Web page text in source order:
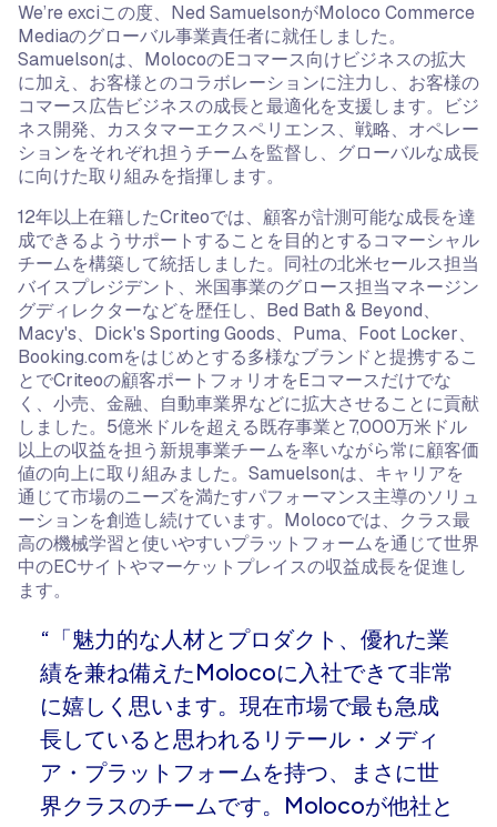
We’re exciこの度、Ned SamuelsonがMoloco Commerce
Mediaのグローバル事業責任者に就任しました。
Samuelsonは、MolocoのEコマース向けビジネスの拡大
に加え、お客様とのコラボレーションに注力し、お客様の
コマース広告ビジネスの成長と最適化を支援します。ビジ
ネス開発、カスタマーエクスペリエンス、戦略、オペレー
ションをそれぞれ担うチームを監督し、グローバルな成長
に向けた取り組みを指揮します。
12年以上在籍したCriteoでは、顧客が計測可能な成長を達
成できるようサポートすることを目的とするコマーシャル
チームを構築して統括しました。同社の北米セールス担当
バイスプレジデント、米国事業のグロース担当マネージン
グディレクターなどを歴任し、Bed Bath & Beyond、
Macy's、Dick's Sporting Goods、Puma、Foot Locker、
Booking.comをはじめとする多様なブランドと提携するこ
とでCriteoの顧客ポートフォリオをEコマースだけでな
く、小売、金融、自動車業界などに拡大させることに貢献
しました。5億米ドルを超える既存事業と7,000万米ドル
以上の収益を担う新規事業チームを率いながら常に顧客価
値の向上に取り組みました。Samuelsonは、キャリアを
通じて市場のニーズを満たすパフォーマンス主導のソリュ
ーションを創造し続けています。Molocoでは、クラス最
高の機械学習と使いやすいプラットフォームを通じて世界
中のECサイトやマーケットプレイスの収益成長を促進し
ます。
“「魅力的な人材とプロダクト、優れた業
績を兼ね備えたMolocoに入社できて非常
に嬉しく思います。現在市場で最も急成
長していると思われるリテール・メディ
ア・プラットフォームを持つ、まさに世
界クラスのチームです。Molocoが他社と